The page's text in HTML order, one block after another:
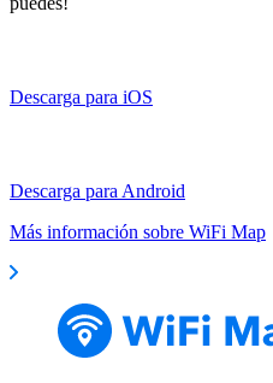
Descarga para iOS
Descarga para Android
Más información sobre WiFi Map